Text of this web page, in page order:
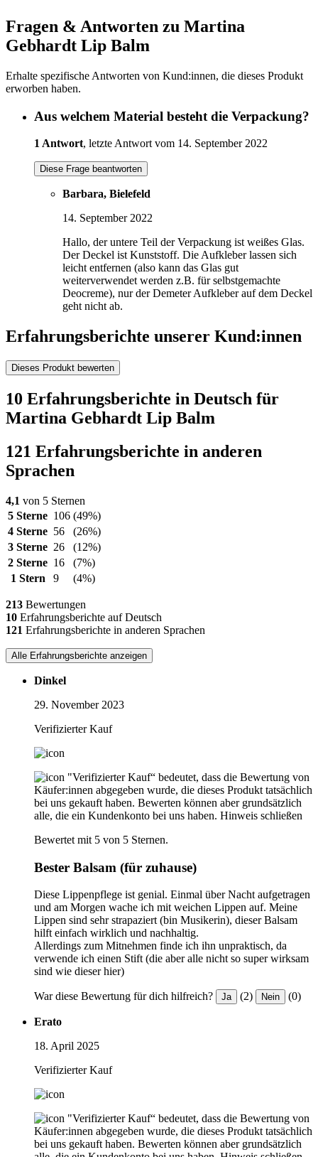
Fragen & Antworten zu Martina
Gebhardt Lip Balm
Erhalte spezifische Antworten von Kund:innen, die dieses Produkt
erworben haben.
Aus welchem Material besteht die Verpackung?
1 Antwort, letzte Antwort vom 14. September 2022
Diese Frage beantworten
Barbara, Bielefeld
14. September 2022
Hallo, der untere Teil der Verpackung ist weißes Glas.
Der Deckel ist Kunststoff. Die Aufkleber lassen sich
leicht entfernen (also kann das Glas gut
weiterverwendet werden z.B. für selbstgemachte
Deocreme), nur der Demeter Aufkleber auf dem Deckel
geht nicht ab.
Erfahrungsberichte unserer Kund:innen
Dieses Produkt bewerten
10 Erfahrungsberichte in Deutsch für
Martina Gebhardt Lip Balm
121 Erfahrungsberichte in anderen
Sprachen
4,1 von 5 Sternen
5 Sterne 106 (49%)
4 Sterne 56
(26%)
3 Sterne 26
(12%)
2 Sterne 16
(7%)
1 Stern
9 (4%)
213 Bewertungen
10 Erfahrungsberichte auf Deutsch
121 Erfahrungsberichte in anderen Sprachen
Alle Erfahrungsberichte anzeigen
Dinkel
29. November 2023
Verifizierter Kauf
"Verifizierter Kauf“ bedeutet, dass die Bewertung von
Käufer:innen abgegeben wurde, die dieses Produkt tatsächlich
bei uns gekauft haben. Bewerten können aber grundsätzlich
alle, die ein Kundenkonto bei uns haben. Hinweis schließen
Bewertet mit 5 von 5 Sternen.
Bester Balsam (für zuhause)
Diese Lippenpflege ist genial. Einmal über Nacht aufgetragen
und am Morgen wache ich mit weichen Lippen auf. Meine
Lippen sind sehr strapaziert (bin Musikerin), dieser Balsam
hilft einfach wirklich und nachhaltig.
Allerdings zum Mitnehmen finde ich ihn unpraktisch, da
verwende ich einen Stift (die aber alle nicht so super wirksam
sind wie dieser hier)
War diese Bewertung für dich hilfreich? Ja (2) Nein (0)
Erato
18. April 2025
Verifizierter Kauf
"Verifizierter Kauf“ bedeutet, dass die Bewertung von
Käufer:innen abgegeben wurde, die dieses Produkt tatsächlich
bei uns gekauft haben. Bewerten können aber grundsätzlich